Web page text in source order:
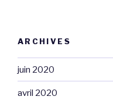
ARCHIVES
juin 2020
avril 2020